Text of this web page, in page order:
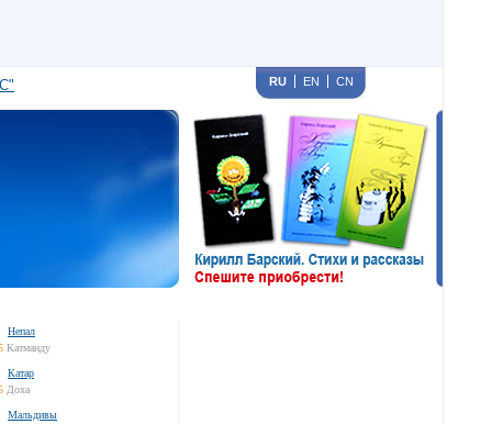
RU EN CN
Непал
Катманду
Катар
Доха
Мальдивы